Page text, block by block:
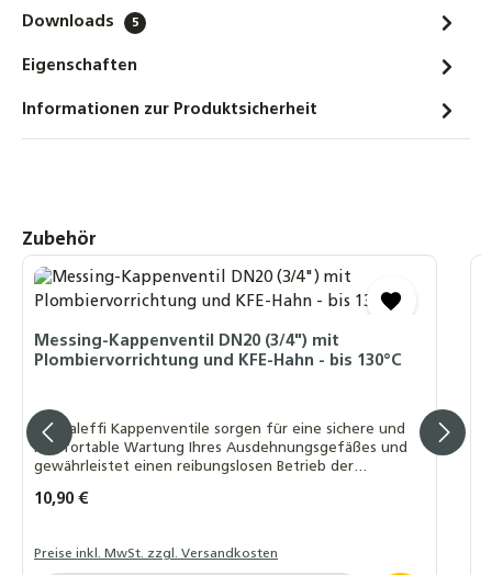
Downloads 5
Eigenschaften
Informationen zur Produktsicherheit
Produktgalerie überspringen
Zubehör
Messing-Kappenventil DN20 (3/4") mit
Plombiervorrichtung und KFE-Hahn - bis 130°C
Die Caleffi Kappenventile sorgen für eine sichere und
komfortable Wartung Ihres Ausdehnungsgefäßes und
gewährleistet einen reibungslosen Betrieb der
Regulärer Preis:
10,90 €
Preise inkl. MwSt. zzgl. Versandkosten